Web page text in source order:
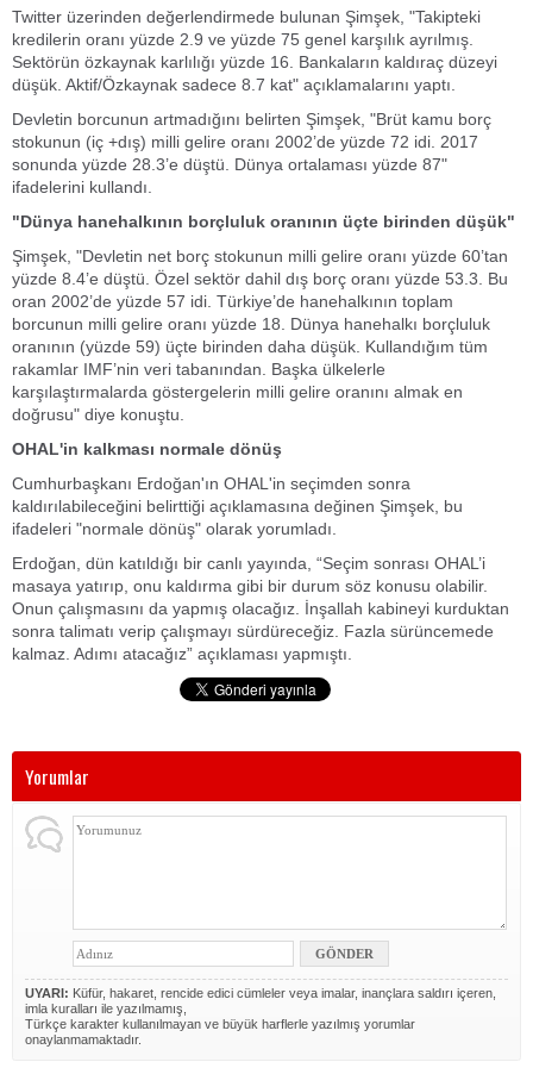
Twitter üzerinden değerlendirmede bulunan Şimşek, "Takipteki
kredilerin oranı yüzde 2.9 ve yüzde 75 genel karşılık ayrılmış.
Sektörün özkaynak karlılığı yüzde 16. Bankaların kaldıraç düzeyi
düşük. Aktif/Özkaynak sadece 8.7 kat" açıklamalarını yaptı.
Devletin borcunun artmadığını belirten Şimşek, "Brüt kamu borç
stokunun (iç +dış) milli gelire oranı 2002’de yüzde 72 idi. 2017
sonunda yüzde 28.3’e düştü. Dünya ortalaması yüzde 87"
ifadelerini kullandı.
"Dünya hanehalkının borçluluk oranının üçte birinden düşük"
Şimşek, "Devletin net borç stokunun milli gelire oranı yüzde 60’tan
yüzde 8.4’e düştü. Özel sektör dahil dış borç oranı yüzde 53.3. Bu
oran 2002’de yüzde 57 idi. Türkiye’de hanehalkının toplam
borcunun milli gelire oranı yüzde 18. Dünya hanehalkı borçluluk
oranının (yüzde 59) üçte birinden daha düşük. Kullandığım tüm
rakamlar IMF’nin veri tabanından. Başka ülkelerle
karşılaştırmalarda göstergelerin milli gelire oranını almak en
doğrusu" diye konuştu.
OHAL'in kalkması normale dönüş
Cumhurbaşkanı Erdoğan'ın OHAL'in seçimden sonra
kaldırılabileceğini belirttiği açıklamasına değinen Şimşek, bu
ifadeleri "normale dönüş" olarak yorumladı.
Erdoğan, dün katıldığı bir canlı yayında, “Seçim sonrası OHAL’i
masaya yatırıp, onu kaldırma gibi bir durum söz konusu olabilir.
Onun çalışmasını da yapmış olacağız. İnşallah kabineyi kurduktan
sonra talimatı verip çalışmayı sürdüreceğiz. Fazla sürüncemede
kalmaz. Adımı atacağız” açıklaması yapmıştı.
Yorumlar
UYARI: Küfür, hakaret, rencide edici cümleler veya imalar, inançlara saldırı içeren,
imla kuralları ile yazılmamış,
Türkçe karakter kullanılmayan ve büyük harflerle yazılmış yorumlar
onaylanmamaktadır.